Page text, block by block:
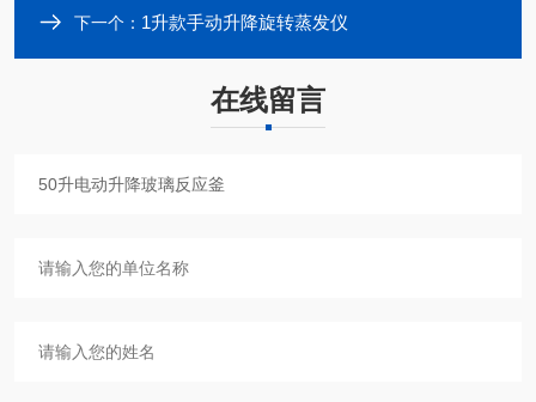
下一个： 1升款手动升降旋转蒸发仪
在线留言